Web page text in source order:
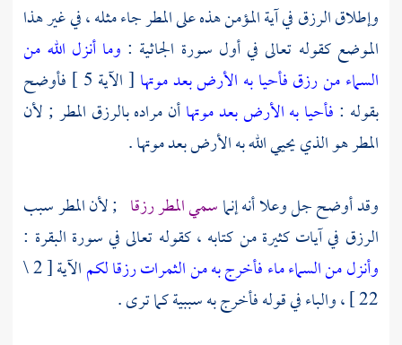
وإطلاق الرزق في آية المؤمن هذه على المطر جاء مثله ، في غير هذا
الموضع كقوله تعالى في أول سورة الجاثية : وما أنزل الله من
السماء من رزق فأحيا به الأرض بعد موتها
[ الآية 5 ] فأوضح
بقوله : فأحيا به الأرض بعد موتهاأن مراده بالرزق المطر ; لأن
المطر هو الذي يحيي الله به الأرض بعد موتها .
وقد أوضح جل وعلا أنه إنماسمي المطر رزقا ; لأن المطر سبب
الرزق في آيات كثيرة من كتابه ، كقوله تعالى في سورة البقرة :
وأنزل من السماء ماء فأخرج به من الثمرات رزقا لكم
الآية [ 2 \
22 ] ، والباء في قوله فأخرج به سببية كما ترى .